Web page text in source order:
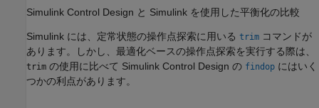
Simulink Control Design と Simulink を使用した平衡化の比較
Simulink には、定常状態の操作点探索に用いる trim コマンドが
あります。しかし、最適化ベースの操作点探索を実行する際は、
trim の使用に比べて Simulink Control Design の findop にはいく
つかの利点があります。